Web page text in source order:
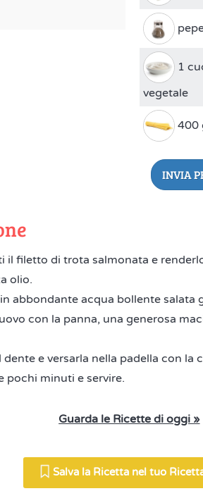
1
vegetale
400
INVIA
il filetto di trota salmonata e
olio.
abbondante acqua bollente salata
con la panna, una generosa
dente e versarla nella padella con la
pochi minuti e servire.
Guarda le Ricette di oggi »
Salva la Ricetta nel tuo